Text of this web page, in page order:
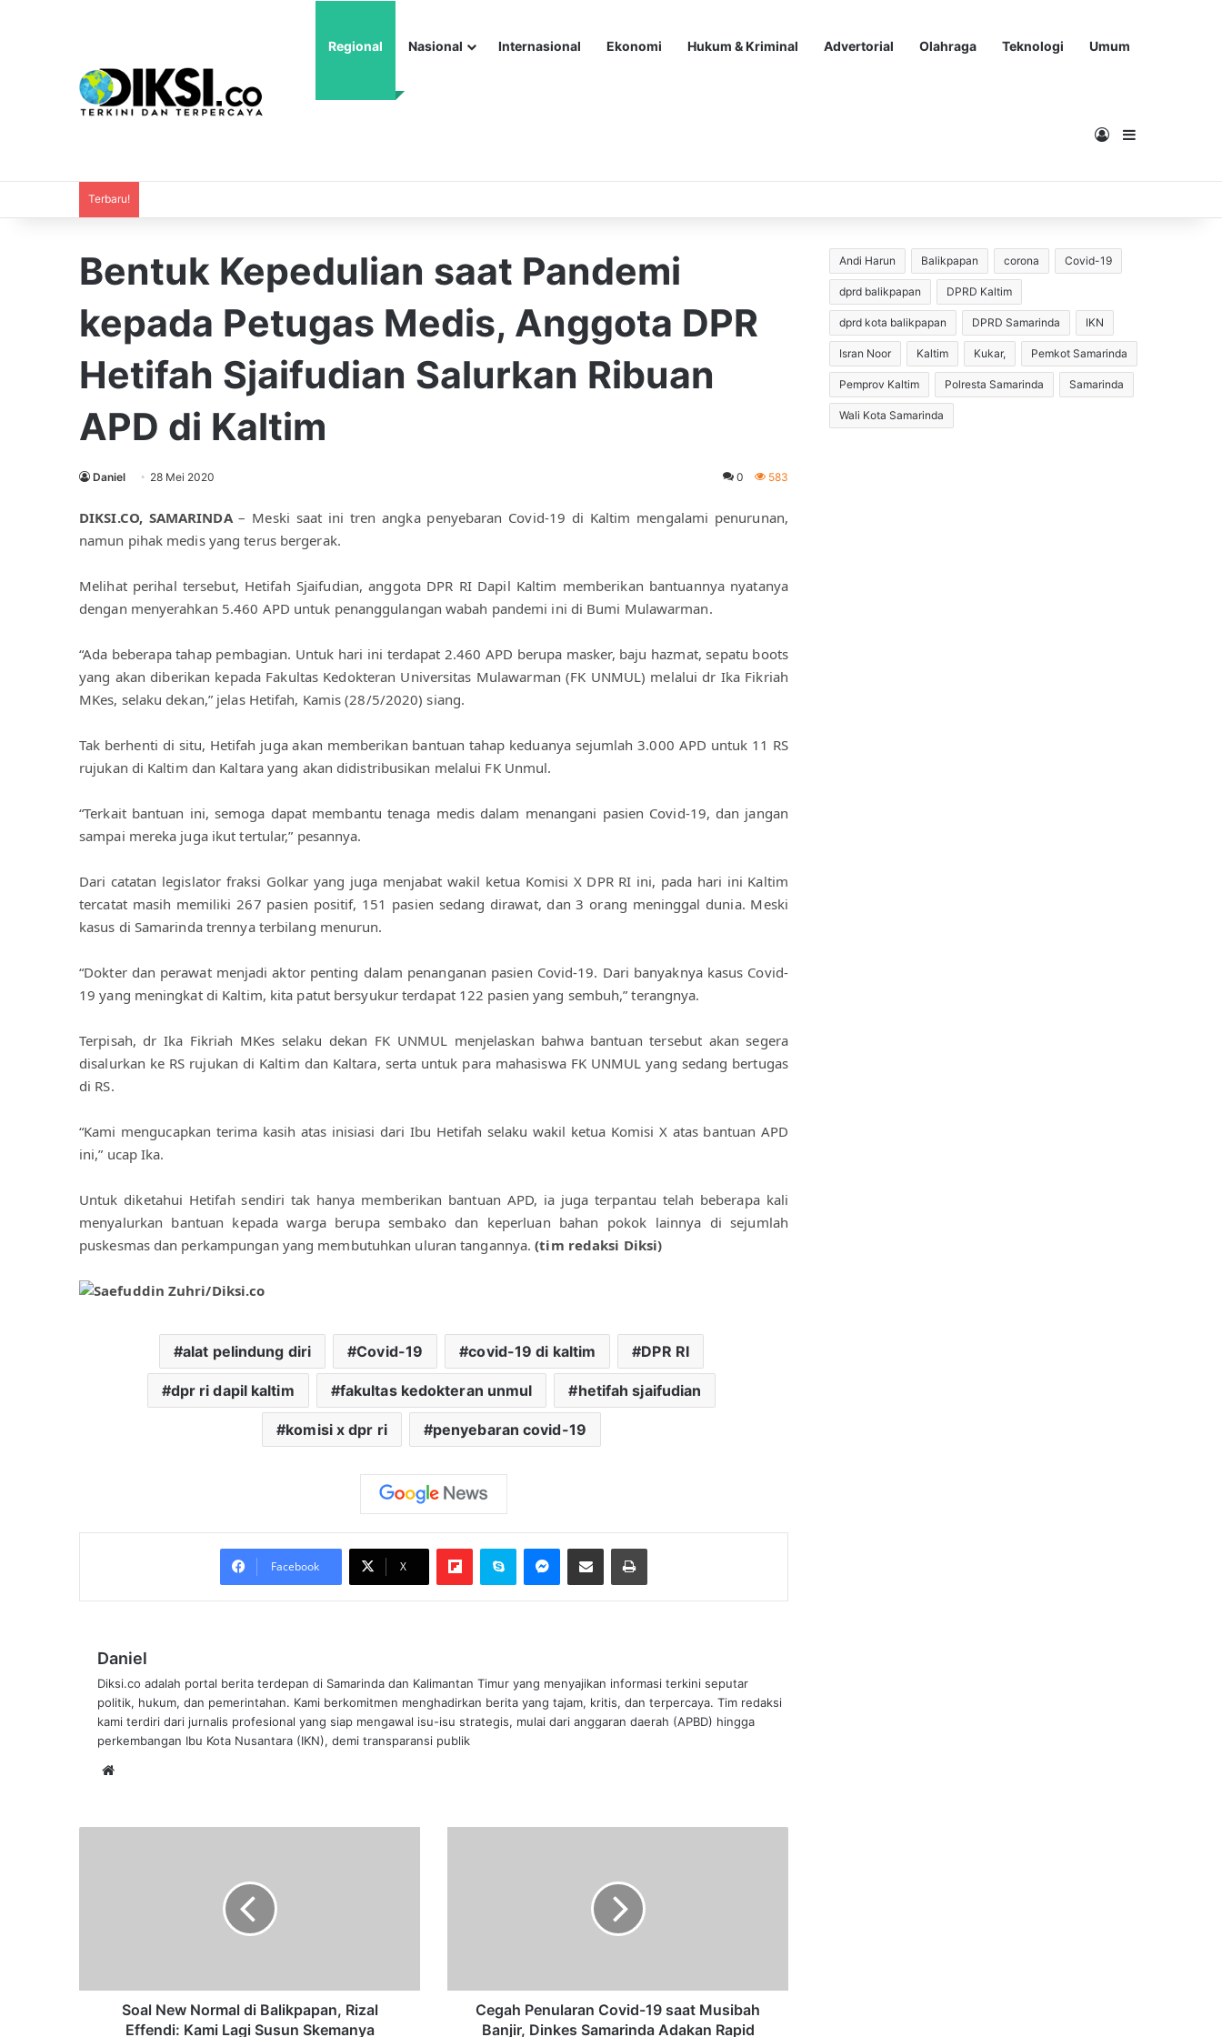
Regional Nasional Internasional Ekonomi Hukum & Kriminal Advertorial Olahraga Teknologi Umum
MasukSidebar
Terbaru!
Bentuk Kepedulian saat Pandemi
kepada Petugas Medis, Anggota DPR
Hetifah Sjaifudian Salurkan Ribuan
APD di Kaltim
Daniel 28 Mei 2020 0 583
DIKSI.CO, SAMARINDA – Meski saat ini tren angka penyebaran Covid-19 di Kaltim mengalami penurunan,
namun pihak medis yang terus bergerak.
Melihat perihal tersebut, Hetifah Sjaifudian, anggota DPR RI Dapil Kaltim memberikan bantuannya nyatanya
dengan menyerahkan 5.460 APD untuk penanggulangan wabah pandemi ini di Bumi Mulawarman.
“Ada beberapa tahap pembagian. Untuk hari ini terdapat 2.460 APD berupa masker, baju hazmat, sepatu boots
yang akan diberikan kepada Fakultas Kedokteran Universitas Mulawarman (FK UNMUL) melalui dr Ika Fikriah
MKes, selaku dekan,” jelas Hetifah, Kamis (28/5/2020) siang.
Tak berhenti di situ, Hetifah juga akan memberikan bantuan tahap keduanya sejumlah 3.000 APD untuk 11 RS
rujukan di Kaltim dan Kaltara yang akan didistribusikan melalui FK Unmul.
“Terkait bantuan ini, semoga dapat membantu tenaga medis dalam menangani pasien Covid-19, dan jangan
sampai mereka juga ikut tertular,” pesannya.
Dari catatan legislator fraksi Golkar yang juga menjabat wakil ketua Komisi X DPR RI ini, pada hari ini Kaltim
tercatat masih memiliki 267 pasien positif, 151 pasien sedang dirawat, dan 3 orang meninggal dunia. Meski
kasus di Samarinda trennya terbilang menurun.
“Dokter dan perawat menjadi aktor penting dalam penanganan pasien Covid-19. Dari banyaknya kasus Covid-
19 yang meningkat di Kaltim, kita patut bersyukur terdapat 122 pasien yang sembuh,” terangnya.
Terpisah, dr Ika Fikriah MKes selaku dekan FK UNMUL menjelaskan bahwa bantuan tersebut akan segera
disalurkan ke RS rujukan di Kaltim dan Kaltara, serta untuk para mahasiswa FK UNMUL yang sedang bertugas
di RS.
“Kami mengucapkan terima kasih atas inisiasi dari Ibu Hetifah selaku wakil ketua Komisi X atas bantuan APD
ini,” ucap Ika.
Untuk diketahui Hetifah sendiri tak hanya memberikan bantuan APD, ia juga terpantau telah beberapa kali
menyalurkan bantuan kepada warga berupa sembako dan keperluan bahan pokok lainnya di sejumlah
puskesmas dan perkampungan yang membutuhkan uluran tangannya. (tim redaksi Diksi)
alat pelindung diri Covid-19 covid-19 di kaltim DPR RI
dpr ri dapil kaltim fakultas kedokteran unmul hetifah sjaifudian
komisi x dpr ri penyebaran covid-19
Facebook X
FlipboardSkype Messenger
Bagikan melalui Email Cetak
Daniel
Diksi.co adalah portal berita terdepan di Samarinda dan Kalimantan Timur yang menyajikan informasi terkini seputar
politik, hukum, dan pemerintahan. Kami berkomitmen menghadirkan berita yang tajam, kritis, dan terpercaya. Tim redaksi
kami terdiri dari jurnalis profesional yang siap mengawal isu-isu strategis, mulai dari anggaran daerah (APBD) hingga
perkembangan Ibu Kota Nusantara (IKN), demi transparansi publik
Lagi
Skemanya
Soal New Normal di Balikpapan, Rizal
Effendi: Kami Lagi Susun Skemanya
Samarinda
AdakanCegah Penularan Covid-19 saat Musibah
Banjir, Dinkes Samarinda Adakan Rapid
Andi Harun Balikpapan corona Covid-19
dprd balikpapan DPRD Kaltim
dprd kota balikpapan DPRD Samarinda IKN
Isran Noor Kaltim Kukar, Pemkot Samarinda
Pemprov Kaltim Polresta Samarinda Samarinda
Wali Kota Samarinda